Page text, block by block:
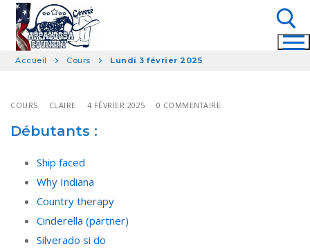
Aller
contenu
Accueil Cours Lundi 3 février 2025
COURS CLAIRE 4 FÉVRIER 2025 0 COMMENTAIRE
Débutants :
Ship faced
Why Indiana
Country therapy
Cinderella (partner)
Silverado si do